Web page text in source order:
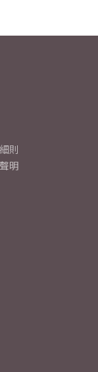
則
明